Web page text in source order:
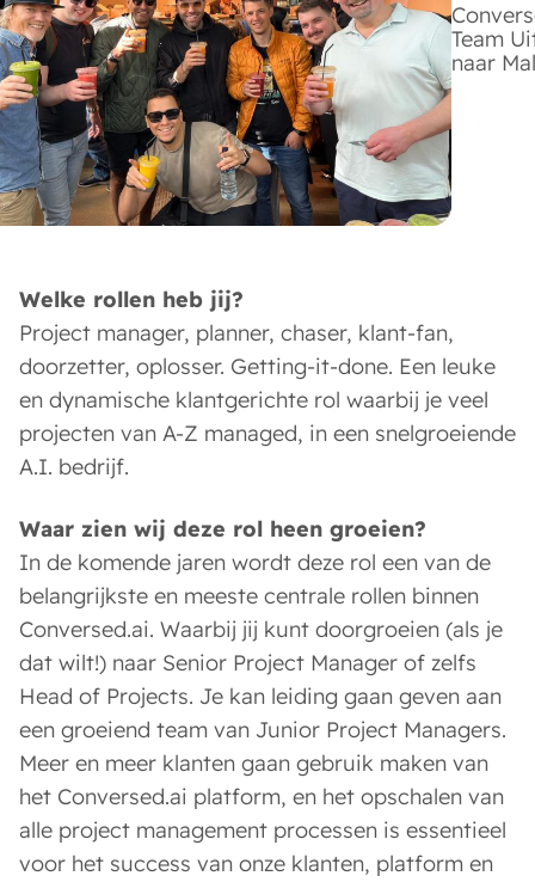
Team
naar
Welke rollen heb jij?
Project manager, planner, chaser, klant-fan,
doorzetter, oplosser. Getting-it-done. Een leuke
en dynamische klantgerichte rol waarbij je veel
projecten van A-Z managed, in een snelgroeiende
A.I. bedrijf.
Waar zien wij deze rol heen groeien?
In de komende jaren wordt deze rol een van de
belangrijkste en meeste centrale rollen binnen
Conversed.ai. Waarbij jij kunt doorgroeien (als je
dat wilt!) naar Senior Project Manager of zelfs
Head of Projects. Je kan leiding gaan geven aan
een groeiend team van Junior Project Managers.
Meer en meer klanten gaan gebruik maken van
het Conversed.ai platform, en het opschalen van
alle project management processen is essentieel
voor het success van onze klanten, platform en